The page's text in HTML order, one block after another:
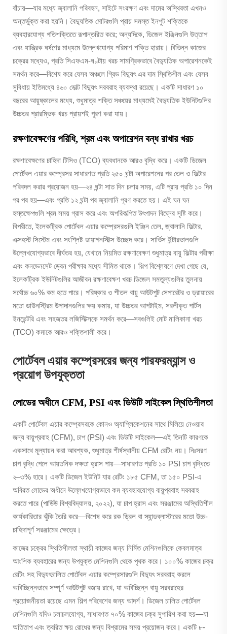
বাঁচায়—যার মধ্যে জ্বালানি পরিবহন, সাইটে সংরক্ষণ এবং দামের অস্থিরতা এখনও
অন্তর্ভুক্ত করা হয়নি। বৈদ্যুতিক মোটরগুলি প্রায় সমস্ত ইনপুট শক্তিকে
ব্যবহারযোগ্য গতিশক্তিতে রূপান্তরিত করে; অন্যদিকে, ডিজেল ইঞ্জিনগুলি উত্তাপ
এবং যান্ত্রিক ঘর্ষণের মাধ্যমে উল্লেখযোগ্য পরিমাণ শক্তি হারায়। বিভিন্ন কাজের
চক্রের মধ্যেও, প্রতি সিএফএম-ঘণ্টায় খরচ সামগ্রিকভাবে বৈদ্যুতিক অপারেশনকেই
সমর্থন করে—বিশেষ করে যেসব অঞ্চলে গ্রিড বিদ্যুৎ এর দাম স্থিতিশীল এবং যেসব
সুবিধায় ইতিমধ্যে ৪৬০ ভোল্ট বিদ্যুৎ সরবরাহ ব্যবস্থা রয়েছে। একটি সাধারণ ১০
বছরের আয়ুষ্কালের মধ্যে, শুধুমাত্র শক্তি সঞ্চয়ের মাধ্যমেই বৈদ্যুতিক ইউনিটগুলির
উচ্চতর প্রারম্ভিক খরচ প্রায়শই পূরণ করা যায়।
রক্ষণাবেক্ষণের পরিধি, শ্রম এবং অপারেশন বন্ধ রাখার খরচ
রক্ষণাবেক্ষণের চাহিদা টিসিও (TCO) ব্যবধানকে আরও বৃদ্ধি করে। একটি ডিজেল
পোর্টেবল এয়ার কম্প্রেসর সাধারণত প্রতি ২৫০ ঘন্টা অপারেশনের পর তেল ও ফিল্টার
পরিবদল করার প্রয়োজন হয়—২৪ ঘন্টা সাত দিন চলার সময়, এটি প্রায় প্রতি ১০ দিন
পর পর হয়—এবং প্রতি ১২ ঘন্টা পর জ্বালানি পূরণ করতে হয়। এই ঘন ঘন
হস্তক্ষেপগুলি শ্রম সময় গ্রাস করে এবং অপরিকল্পিত উৎপাদন বিঘ্নের সৃষ্টি করে।
বিপরীতে, ইলেকট্রিক পোর্টেবল এয়ার কম্প্রেসরগুলি ইঞ্জিন তেল, জ্বালানি ফিল্টার,
এক্সহস্ট সিস্টেম এবং সংশ্লিষ্ট ডায়াগনস্টিক্স উচ্ছেদ করে। সার্ভিস ইন্টারভালগুলি
উল্লেখযোগ্যভাবে দীর্ঘতর হয়, যেখানে নিয়মিত রক্ষণাবেক্ষণ শুধুমাত্র বায়ু ফিল্টার পরীক্ষা
এবং কনডেনসেট ড্রেন পরীক্ষার মধ্যে সীমিত থাকে। শিল্প বিশ্লেষণে দেখা গেছে যে,
ইলেকট্রিক ইউনিটগুলির আজীবন রক্ষণাবেক্ষণ খরচ ডিজেল সমতুল্যগুলির তুলনায়
সর্বোচ্চ ৬০% কম হতে পারে। পরিষ্কার ও শীতল বায়ু আউটপুট সেপারেটর ও ড্রায়ারের
মতো ডাউনস্ট্রিম উপাদানগুলির ক্ষয় কমায়, যা উচ্চতর আপটাইম, সরলীকৃত পার্টস
ইনভেন্টরি এবং সহজতর লজিস্টিক্সকে সমর্থন করে—সবগুলিই মোট মালিকানা খরচ
(TCO) কমাকে আরও শক্তিশালী করে।
পোর্টেবল এয়ার কম্প্রেসরের জন্য পারফরম্যান্স ও
প্রয়োগ উপযুক্ততা
লোডের অধীনে CFM, PSI এবং ডিউটি সাইকেল স্থিতিশীলতা
একটি পোর্টেবল এয়ার কম্প্রেসরকে কোনও অ্যাপ্লিকেশনের সাথে মিলিয়ে নেওয়ার
জন্য বায়ুপ্রবাহ (CFM), চাপ (PSI) এবং ডিউটি সাইকেল—এই তিনটি কারণকে
একসাথে মূল্যায়ন করা আবশ্যক, শুধুমাত্র শীর্ষস্থানীয় CFM রেটিং নয়। নিঃসরণ
চাপ বৃদ্ধি পেলে আয়তনিক দক্ষতা হ্রাস পায়—সাধারণত প্রতি ১০ PSI চাপ বৃদ্ধিতে
২–৩% হারে। একটি ডিজেল ইউনিট যার রেটিং ১৮৫ CFM, তা ১৫০ PSI-এ
অবিরত লোডের অধীনে উল্লেখযোগ্যভাবে কম ব্যবহারযোগ্য বায়ুপ্রবাহ সরবরাহ
করতে পারে (পার্ডিউ বিশ্ববিদ্যালয়, ২০২২), যা চাপ হ্রাস এবং সরঞ্জামের অস্থিতিশীল
কার্যকারিতার ঝুঁকি তৈরি করে—বিশেষ করে রক ড্রিল বা স্যান্ডব্লাস্টারের মতো উচ্চ-
চাহিদাপূর্ণ সরঞ্জামের ক্ষেত্রে।
কাজের চক্রের স্থিতিশীলতা স্থায়ী কাজের জন্য নির্মিত মেশিনগুলিকে কেবলমাত্র
আংশিক ব্যবহারের জন্য উপযুক্ত মেশিনগুলি থেকে পৃথক করে। ১০০% কাজের চক্র
রেটিং সহ বিদ্যুৎচালিত পোর্টেবল এয়ার কম্প্রেসারগুলি বিদ্যুৎ সরবরাহ করলে
অবিচ্ছিন্নভাবে সম্পূর্ণ আউটপুট বজায় রাখে, যা অবিচ্ছিন্ন বায়ু সরবরাহের
প্রয়োজনীয়তা রয়েছে এমন শিল্প পরিবেশের জন্য আদর্শ। ডিজেল চালিত পোর্টেবল
মেশিনগুলি যদিও চলাচলযোগ্য, সাধারণত ৭০% কাজের চক্র সুপারিশ করা হয়—যা
অতিতাপ এবং ত্বরিত ক্ষয় রোধের জন্য বিশ্রামের সময় প্রয়োজন করে। একটি ৮-